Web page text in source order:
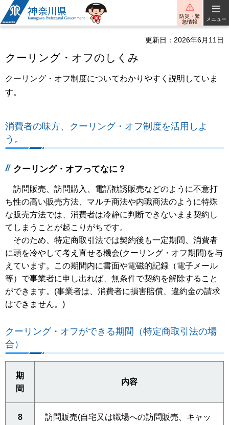
神奈川県
防災・緊
急情報
メニュー
更新日：2026年6月11日
クーリング・オフのしくみ
クーリング・オフ制度についてわかりやすく説明していま
す。
消費者の味方、クーリング・オフ制度を活用しよ
う。
クーリング・オフってなに？
訪問販売、訪問購入、電話勧誘販売などのように不意打
ち性の高い販売方法、マルチ商法や内職商法のように特殊
な販売方法では、消費者は冷静に判断できないまま契約し
てしまうことが起こりがちです。
そのため、特定商取引法では契約後も一定期間、消費者
に頭を冷やして考え直せる機会(クーリング・オフ期間)を与
えています。この期間内に書面や電磁的記録（電子メール
等）で事業者に申し出れば、無条件で契約を解除すること
ができます。(事業者は、消費者に損害賠償、違約金の請求
はできません。)
クーリング・オフができる期間（特定商取引法の場
合）
期
間
内容
8
訪問販売(自宅又は職場への訪問販売、キャッ